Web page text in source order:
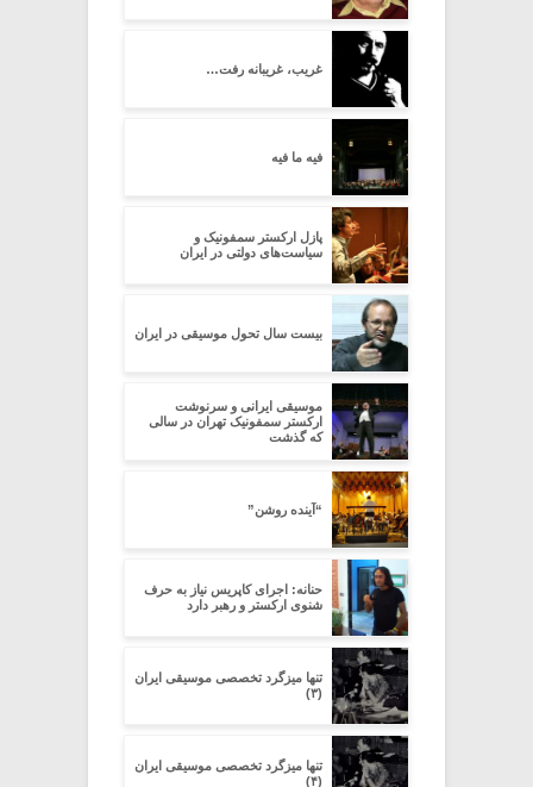
غریب، غریبانه رفت…
فیه ما فیه
پازل ارکستر سمفونیک و
سیاست‌های دولتی در ایران
بیست سال تحول موسیقی در ایران
موسیقی ایرانی و سرنوشت
ارکستر سمفونیک تهران در سالی
که گذشت
“آینده روشن”
حنانه: اجرای کاپریس نیاز به حرف
شنوی ارکستر و رهبر دارد
تنها میزگرد تخصصی موسیقی ایران
(۳)
تنها میزگرد تخصصی موسیقی ایران
(۴)